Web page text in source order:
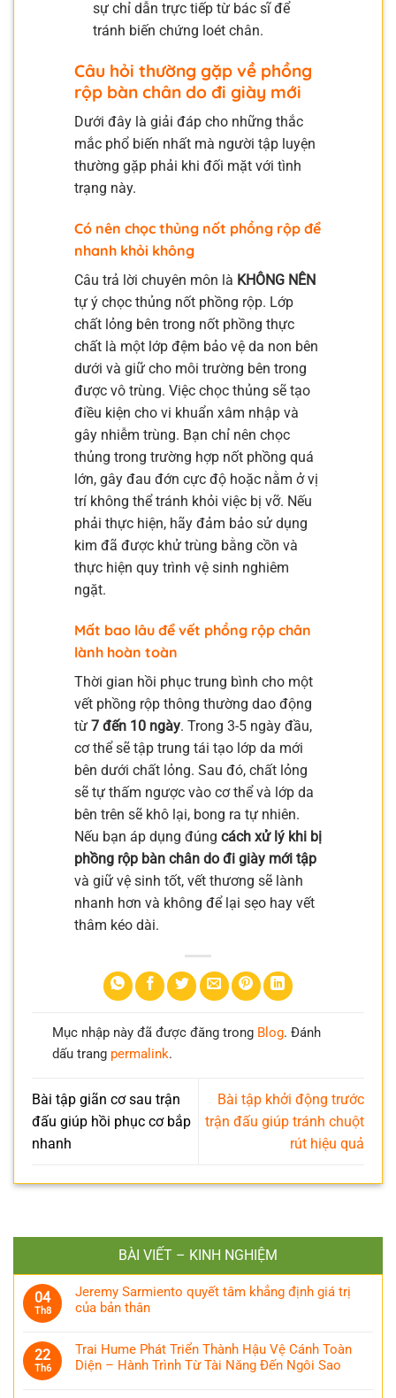
sự chỉ dẫn trực tiếp từ bác sĩ để
tránh biến chứng loét chân.
Câu hỏi thường gặp về phồng
rộp bàn chân do đi giày mới
Dưới đây là giải đáp cho những thắc
mắc phổ biến nhất mà người tập luyện
thường gặp phải khi đối mặt với tình
trạng này.
Có nên chọc thủng nốt phồng rộp để
nhanh khỏi không
Câu trả lời chuyên môn là KHÔNG NÊN
tự ý chọc thủng nốt phồng rộp. Lớp
chất lỏng bên trong nốt phồng thực
chất là một lớp đệm bảo vệ da non bên
dưới và giữ cho môi trường bên trong
được vô trùng. Việc chọc thủng sẽ tạo
điều kiện cho vi khuẩn xâm nhập và
gây nhiễm trùng. Bạn chỉ nên chọc
thủng trong trường hợp nốt phồng quá
lớn, gây đau đớn cực độ hoặc nằm ở vị
trí không thể tránh khỏi việc bị vỡ. Nếu
phải thực hiện, hãy đảm bảo sử dụng
kim đã được khử trùng bằng cồn và
thực hiện quy trình vệ sinh nghiêm
ngặt.
Mất bao lâu để vết phồng rộp chân
lành hoàn toàn
Thời gian hồi phục trung bình cho một
vết phồng rộp thông thường dao động
từ 7 đến 10 ngày. Trong 3-5 ngày đầu,
cơ thể sẽ tập trung tái tạo lớp da mới
bên dưới chất lỏng. Sau đó, chất lỏng
sẽ tự thấm ngược vào cơ thể và lớp da
bên trên sẽ khô lại, bong ra tự nhiên.
Nếu bạn áp dụng đúng cách xử lý khi bị
phồng rộp bàn chân do đi giày mới tập
và giữ vệ sinh tốt, vết thương sẽ lành
nhanh hơn và không để lại sẹo hay vết
thâm kéo dài.
Mục nhập này đã được đăng trong Blog. Đánh
dấu trang permalink.
Bài tập giãn cơ sau trận
đấu giúp hồi phục cơ bắp
nhanh
Bài tập khởi động trước
trận đấu giúp tránh chuột
rút hiệu quả
BÀI VIẾT – KINH NGHIỆM
04
Th8
Jeremy Sarmiento quyết tâm khẳng định giá trị
của bản thân
22
Th6
Trai Hume Phát Triển Thành Hậu Vệ Cánh Toàn
Diện – Hành Trình Từ Tài Năng Đến Ngôi Sao